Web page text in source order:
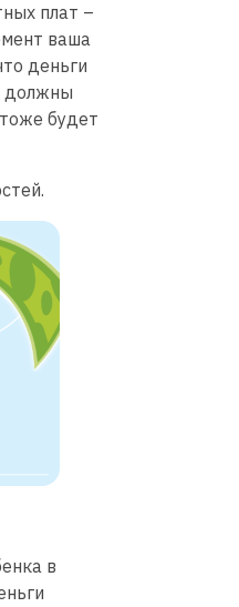
плат –
ваша
деньги
должны
будет
в